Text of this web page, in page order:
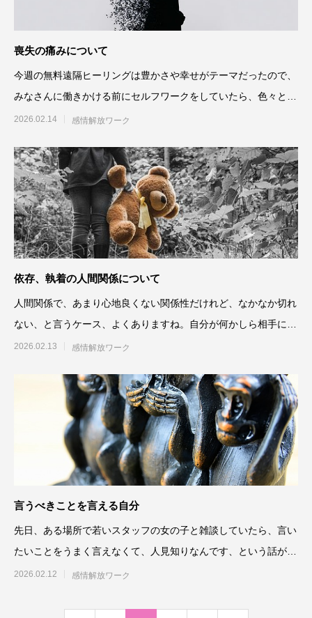
喪失の痛みについて
今週の無料遠隔ヒーリングは豊かさや幸せがテーマだったので、
みなさんに働きかける前にセルフワークをしていたら、色々と気
づきがあったので、それに
2026.02.14 感情解放ワーク
依存、執着の人間関係について
人間関係で、あまり心地良くない関係性だけれど、なかなか切れ
ない、と言うケース、よくありますね。自分が何かしら相手に依
存している場
2026.02.13 感情解放ワーク
言うべきことを言える自分
先日、ある場所で若いスタッフの女の子と雑談していたら、言い
たいことをうまく言えなくて、人見知りなんです、という話がで
てきました。
2026.02.12 感情解放ワーク